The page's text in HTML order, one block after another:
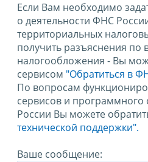
Если Вам необходимо
о деятельности ФНС
территориальных
получить разъяснения по
налогообложения - Вы
сервисом "Обратиться в
По вопросам
сервисов и
России Вы можете
технической поддержки".
Ваше сообщение: